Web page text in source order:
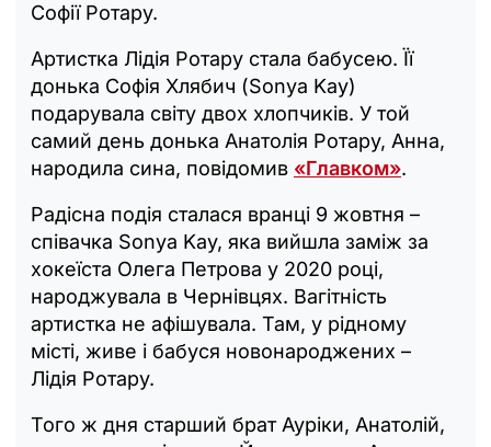
Софії Ротару.
Артистка Лідія Ротару стала бабусею. Її
донька Софія Хлябич (Sonya Kay)
подарувала світу двох хлопчиків. У той
самий день донька Анатолія Ротару, Анна,
народила сина, повідомив «Главком».
Радісна подія сталася вранці 9 жовтня –
співачка Sonya Kay, яка вийшла заміж за
хокеїста Олега Петрова у 2020 році,
народжувала в Чернівцях. Вагітність
артистка не афішувала. Там, у рідному
місті, живе і бабуся новонароджених –
Лідія Ротару.
Того ж дня старший брат Ауріки, Анатолій,